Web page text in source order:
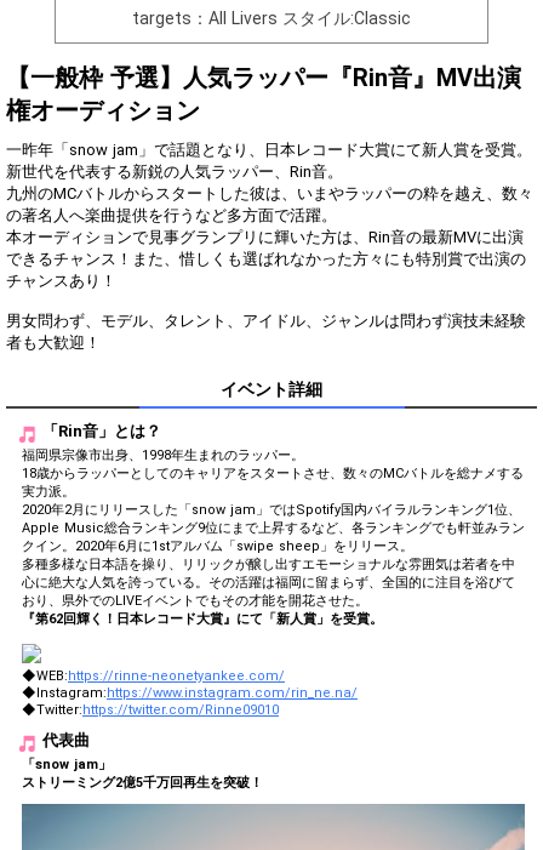
0 Event Begins!
100000
決勝進出の最低条件クリア!!
15位以内を目指して配信しよ
う！
3
オリジナルアバター制作権獲
Gifting
Throw gifts to the stage and join
the live performance.
First, try throwing free Stars
Show Gold to purchase gifts
(available from 1 JPY)! When you
continue to send gifts to the
ranking go up.
To cheer on performers, you can
send them gifts.
To send performers paid items,
you must use Show Gold.
Comments
You can post comments. Please
refrain from posting comments
Close
targets：All Livers スタイル:Classic
【一般枠 予選】人気ラッパー『Rin音』MV出演
権オーディション
一昨年「snow jam」で話題となり、日本レコード大賞にて新人賞を受賞。
新世代を代表する新鋭の人気ラッパー、Rin音。
九州のMCバトルからスタートした彼は、いまやラッパーの粋を越え、数々
の著名人へ楽曲提供を行うなど多方面で活躍。
本オーディションで見事グランプリに輝いた方は、Rin音の最新MVに出演
できるチャンス！また、惜しくも選ばれなかった方々にも特別賞で出演の
チャンスあり！
男女問わず、モデル、タレント、アイドル、ジャンルは問わず演技未経験
イベント詳細
「Rin音」とは？
福岡県宗像市出身、1998年生まれのラッパー。
18歳からラッパーとしてのキャリアをスタートさせ、数々のMCバトルを総ナメする
実力派。
2020年2月にリリースした「snow jam」ではSpotify国内バイラルランキング1位、
Apple Music総合ランキング9位にまで上昇するなど、各ランキングでも軒並みラン
クイン。2020年6月に1stアルバム「swipe sheep」をリリース。
多種多様な日本語を操り、リリックが醸し出すエモーショナルな雰囲気は若者を中
心に絶大な人気を誇っている。その活躍は福岡に留まらず、全国的に注目を浴びて
おり、県外でのLIVEイベントでもその才能を開花させた。
『第62回輝く！日本レコード大賞』にて「新人賞」を受賞。
◆WEB:https://rinne-neonetyankee.com/
◆Instagram:https://www.instagram.com/rin_ne.na/
◆Twitter:https://twitter.com/Rinne09010
代表曲
「snow jam」
ストリーミング2億5千万回再生を突破！